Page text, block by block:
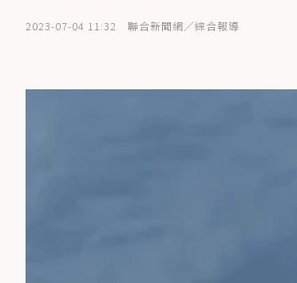
2023-07-04 11:32 聯合新聞網／綜合報導